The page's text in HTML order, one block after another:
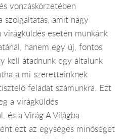
vonzáskörzetében
szolgáltatás, amit nagy
esetén munkánk
hanem egy új, fontos
kell átadnunk egy általunk
a mi szeretteinknek
feladat számunkra. Ezt
a virágküldés
és a Virág A Világba
ezt az egységes minőséget